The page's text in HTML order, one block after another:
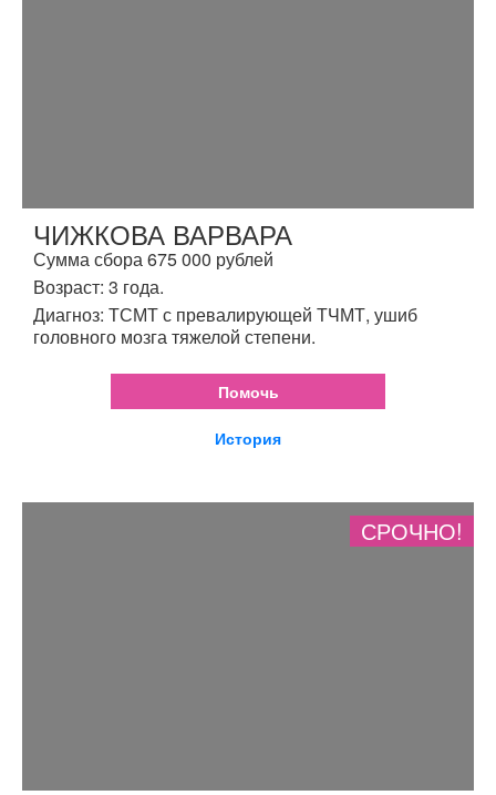
ЧИЖКОВА ВАРВАРА
Сумма сбора 675 000 рублей
Возраст: 3 года.
Диагноз: ТСМТ с превалирующей ТЧМТ, ушиб
головного мозга тяжелой степени.
Помочь
История
СРОЧНО!